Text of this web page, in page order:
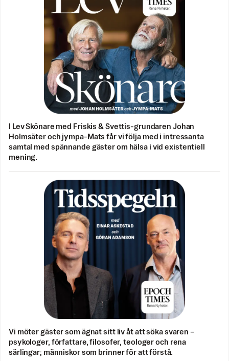
I Lev Skönare med Friskis & Svettis-grundaren Johan
Holmsäter och jympa-Mats får vi följa med i intressanta
samtal med spännande gäster om hälsa i vid existentiell
mening.
Vi möter gäster som ägnat sitt liv åt att söka svaren –
psykologer, författare, filosofer, teologer och rena
särlingar; människor som brinner för att förstå.